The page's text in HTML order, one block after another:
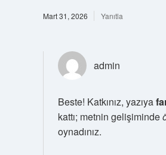
Mart 31, 2026 Yanıtla
admin
Beste! Katkınız, yazıya
kattı; metnin gelişiminde
oynadınız.